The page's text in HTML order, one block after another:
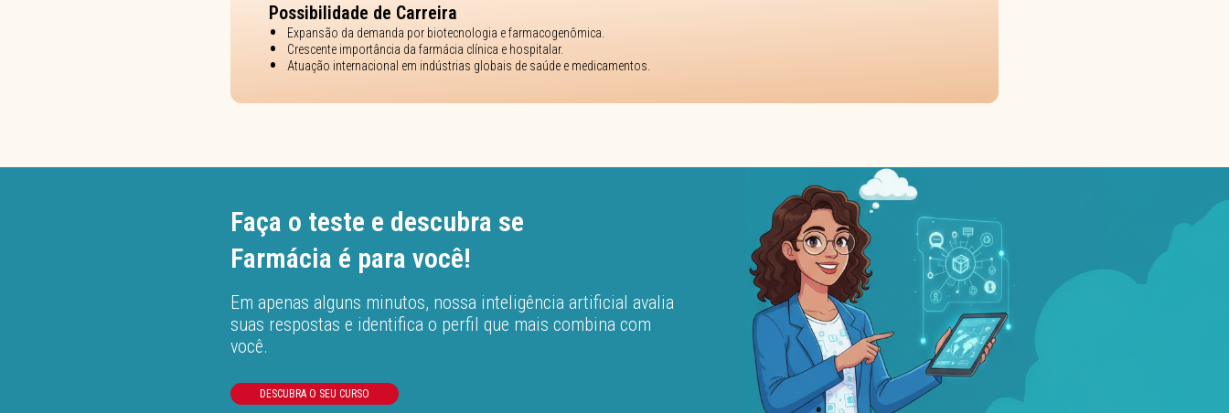
Possibilidade de Carreira
Expansão da demanda por biotecnologia e farmacogenômica.
Crescente importância da farmácia clínica e hospitalar.
Atuação internacional em indústrias globais de saúde e medicamentos.
Faça o teste e descubra se
Farmácia é para você!
Em apenas alguns minutos, nossa inteligência artificial avalia
suas respostas e identifica o perfil que mais combina com
você.
DESCUBRA O SEU CURSO